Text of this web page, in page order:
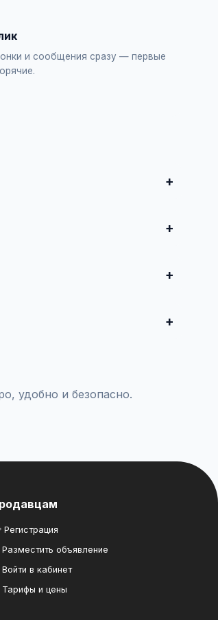
и сообщения сразу — первые
удобно и безопасно.
Регистрация
Разместить объявление
Войти в кабинет
Тарифы и цены